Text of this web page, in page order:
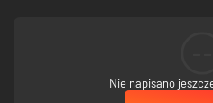
Nie napisano